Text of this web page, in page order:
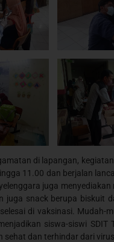
di lapangan,
11.00 dan berjalan
juga
juga snack berupa biskuit
di vaksinasi. Mudah-
siswa-siswi SDIT
sehat dan terhindar dari